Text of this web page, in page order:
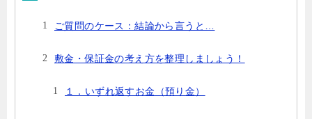
ご質問のケース：結論から言うと…
敷金・保証金の考え方を整理しましょう！
１．いずれ返すお金（預り金）